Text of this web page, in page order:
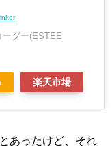
ーダー(ESTEE
楽天市場
あったけど、それ